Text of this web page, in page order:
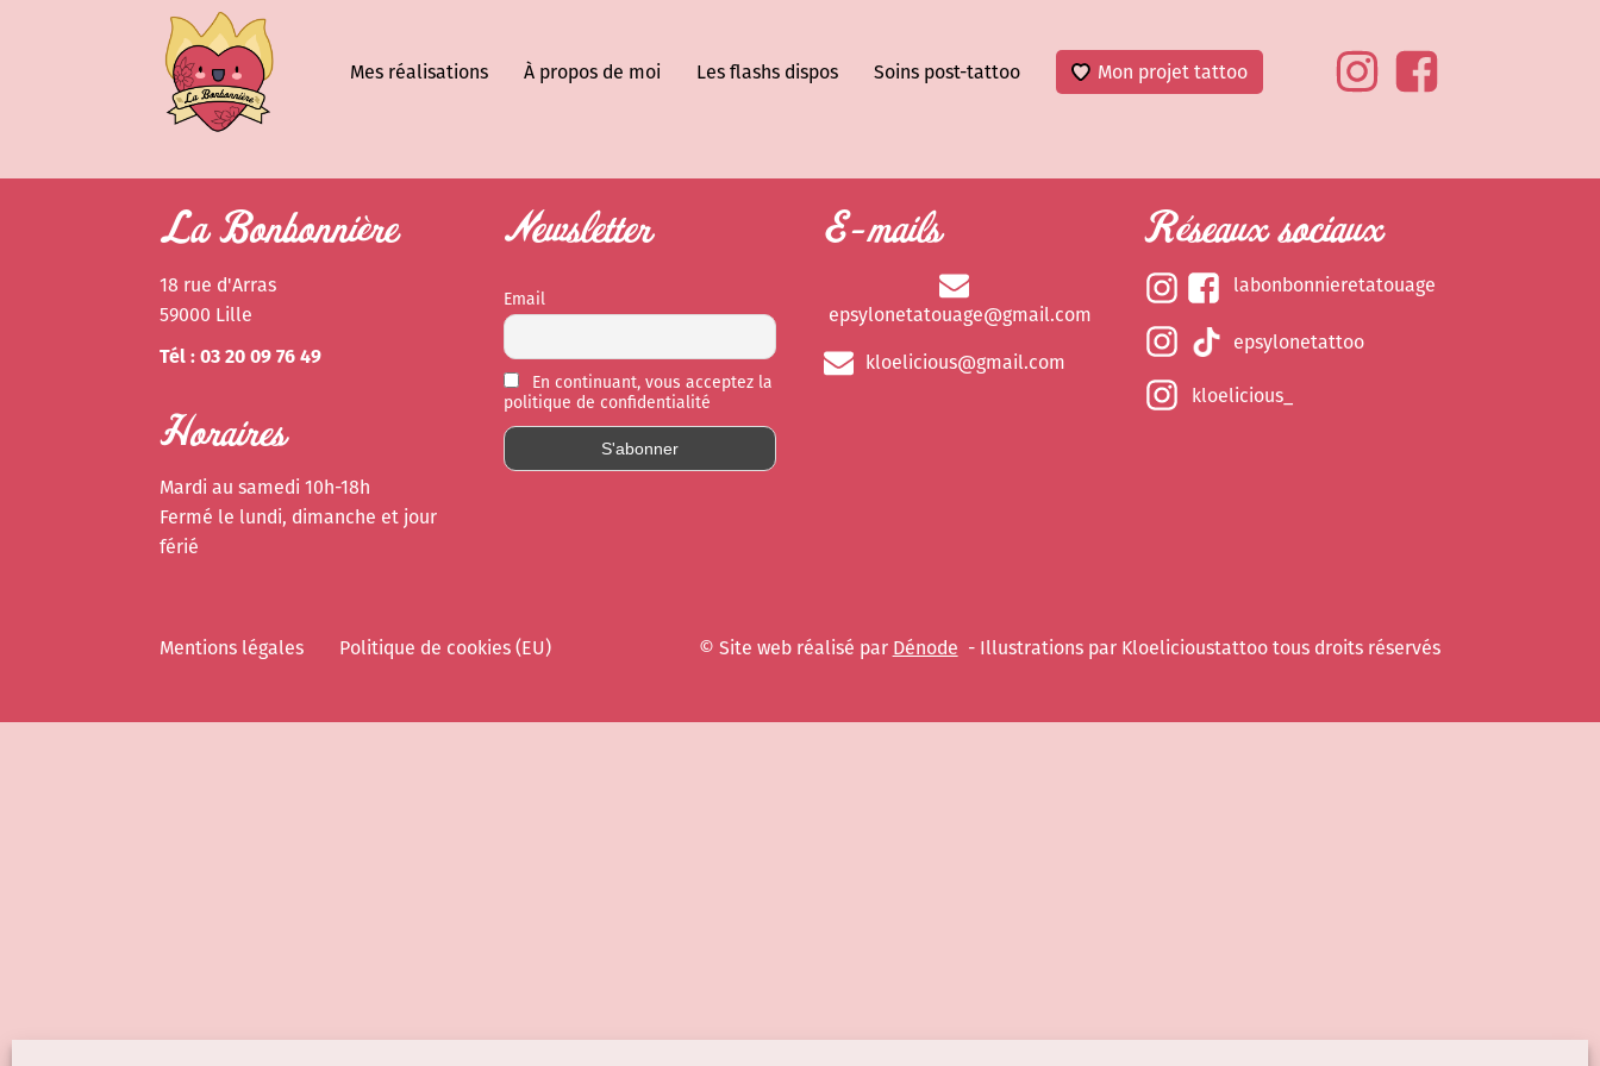
Mes réalisations À propos de moi Les flashs dispos Soins post-tattoo Mon projet tattoo
La Bonbonnière
18 rue d'Arras
59000 Lille
Tél : 03 20 09 76 49
Horaires
Mardi au samedi 10h-18h
Fermé le lundi, dimanche et jour
férié
Newsletter
Email
En continuant, vous acceptez la
politique de confidentialité
E-mails
epsylonetatouage@gmail.com
kloelicious@gmail.com
Réseaux sociaux
labonbonnieretatouage
epsylonetattoo
kloelicious_
Mentions légales Politique de cookies (EU) © Site web réalisé par Dénode - Illustrations par Kloelicioustattoo tous droits réservés